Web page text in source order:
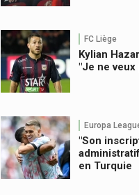
FC Liège
Kylian
"Je ne
Europa
"Son
en Turquie